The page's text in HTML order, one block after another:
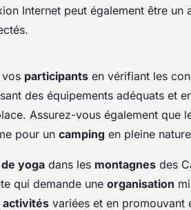
Internet peut également être un
participants en vérifiant les
des équipements adéquats et
Assurez-vous également que
pour un camping en pleine
yoga dans les montagnes des
qui demande une organisation
activités variées et en promouvant